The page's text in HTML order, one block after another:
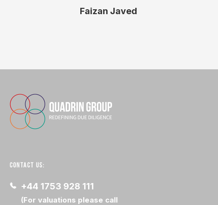
Faizan Javed
CONTACT US:
+44 1753 928 111
(For valuations please call